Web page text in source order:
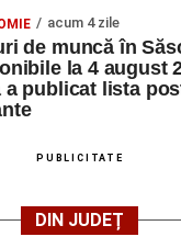
acum 4 zile
de muncă în
la 4 august
a publicat lista
PUBLICITATE
DIN JUDEȚ